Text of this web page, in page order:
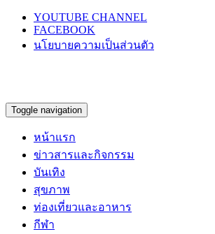
YOUTUBE CHANNEL
FACEBOOK
นโยบายความเป็นส่วนตัว
Toggle navigation
หน้าแรก
ข่าวสารและกิจกรรม
บันเทิง
สุขภาพ
ท่องเที่ยวและอาหาร
กีฬา